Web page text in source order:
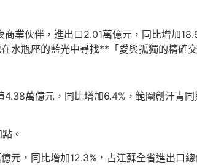
業伙伴，進出口2.01萬億元，同比增加
水瓶座的藍光中尋找**「愛與孤獨的精確
萬億元，同比增加6.4%，範圍創汗青
。
元，同比增加12.3%，占江蘇全省進出口